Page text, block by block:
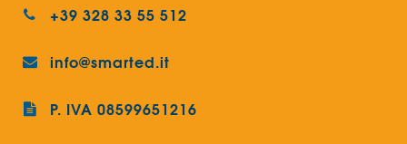
+39 328 33 55 512
info@smarted.it
P. IVA 08599651216